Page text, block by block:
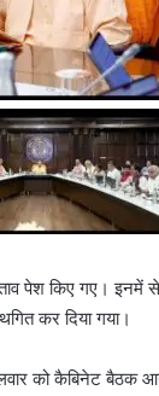
पेश किए गए। इनमें
कर दिया गया।
को कैबिनेट बैठक